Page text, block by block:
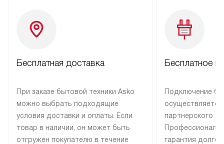
Бесплатная доставка
При заказе бытовой техники Asko
можно выбрать подходящие
условия доставки и оплаты. Если
товар в наличии, он может быть
отгружен покупателю в течение
Бесплатное
Подключение
партнерского
гарантия